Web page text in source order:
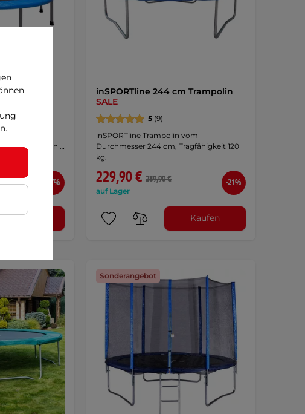
140 cm
dies ein
und soliden …
-17%
Kaufen
inSPORTline 244 cm Trampolin
SALE
5(9)
inSPORTline Trampolin vom
Durchmesser 244 cm, Tragfähigkeit 120
kg.
229,90 € 289,90 €
auf Lager
-21%
Kaufen
Sonderangebot